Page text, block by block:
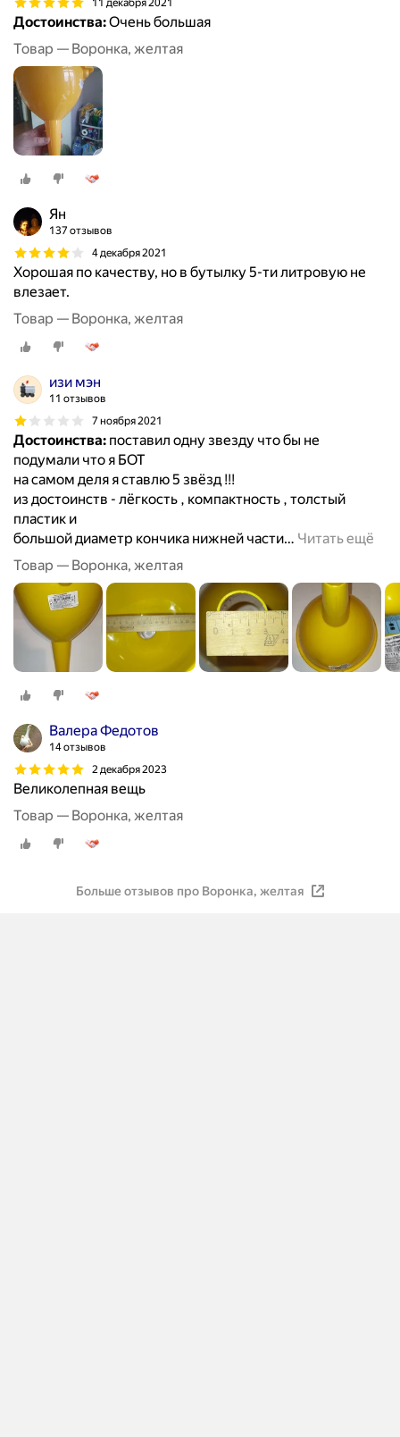
11 декабря 2021
Достоинства:Очень большая
Товар — Воронка, желтая
Ян
137 отзывов
4 декабря 2021
Хорошая по качеству, но в бутылку 5-ти литровую не
влезает.
Товар — Воронка, желтая
изи мэн
11 отзывов
7 ноября 2021
Достоинства: поставил одну звезду что бы не
подумали что я БОТ
на самом деля я ставлю 5 звёзд !!!
из достоинств - лёгкость , компактность , толстый
пластик и
большой диаметр кончика нижней части… Читать ещё
Товар — Воронка, желтая
Валера Федотов
14 отзывов
2 декабря 2023
Великолепная вещь
Товар — Воронка, желтая
Больше отзывов про Воронка, желтая